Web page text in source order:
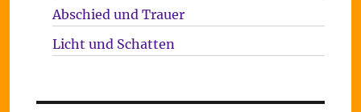
Abschied und Trauer
Licht und Schatten